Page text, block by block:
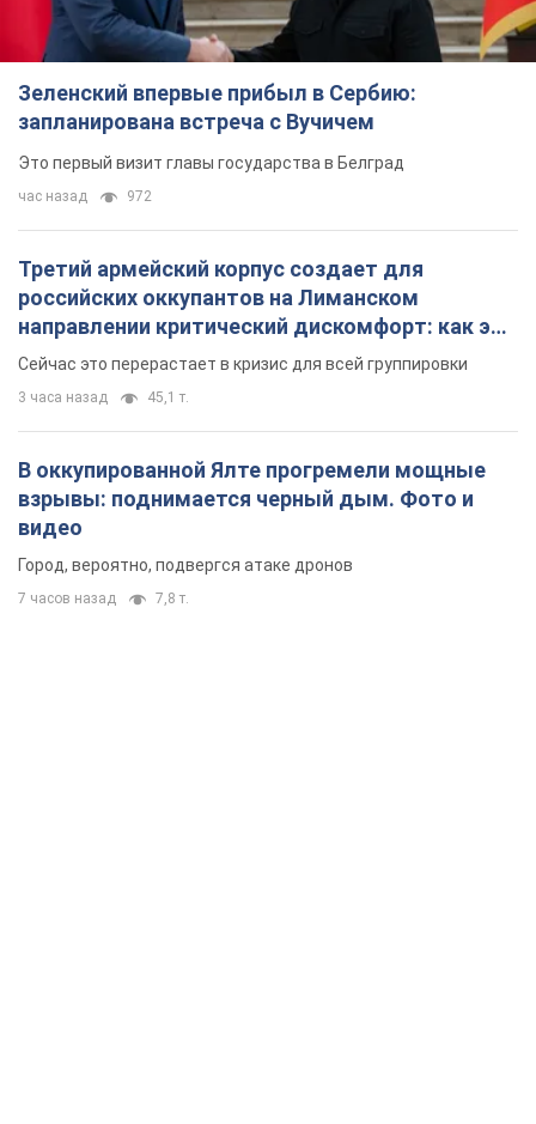
Зеленский впервые прибыл в Сербию:
запланирована встреча с Вучичем
Это первый визит главы государства в Белград
час назад 972
Третий армейский корпус создает для
российских оккупантов на Лиманском
направлении критический дискомфорт: как это
удалось
Сейчас это перерастает в кризис для всей группировки
3 часа назад 45,1 т.
В оккупированной Ялте прогремели мощные
взрывы: поднимается черный дым. Фото и
видео
Город, вероятно, подвергся атаке дронов
7 часов назад 7,8 т.